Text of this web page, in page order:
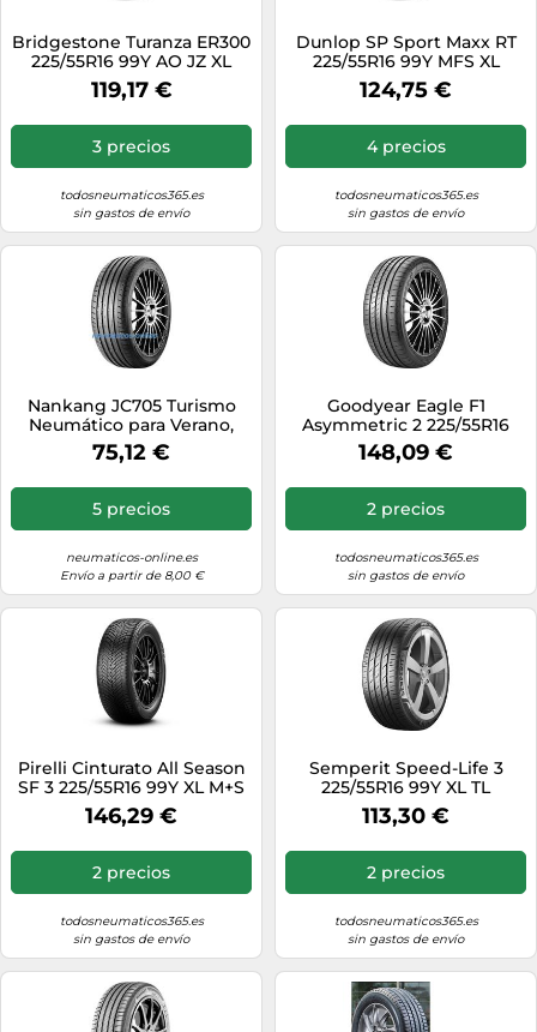
Bridgestone Turanza ER300
225/55R16 99Y AO JZ XL
119,17 €
3 precios
todosneumaticos365.es
sin gastos de envío
Dunlop SP Sport Maxx RT
225/55R16 99Y MFS XL
124,75 €
4 precios
todosneumaticos365.es
sin gastos de envío
Nankang JC705 Turismo
Neumático para Verano,
225/55 ZR16 99Y, 16mm x
225mm x 55mm
75,12 €
5 precios
neumaticos-online.es
Envío a partir de 8,00 €
Goodyear Eagle F1
Asymmetric 2 225/55R16
99Y FP XL
148,09 €
2 precios
todosneumaticos365.es
sin gastos de envío
Pirelli Cinturato All Season
SF 3 225/55R16 99Y XL M+S
3PMSF TL
146,29 €
2 precios
todosneumaticos365.es
sin gastos de envío
Semperit Speed-Life 3
225/55R16 99Y XL TL
113,30 €
2 precios
todosneumaticos365.es
sin gastos de envío